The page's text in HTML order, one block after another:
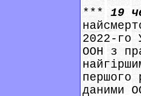
***19
2022-го
ООН з
першого
даними